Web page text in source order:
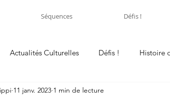
Séquences Défis !
Actualités Culturelles Défis ! Histoire
11 janv. 2023 1 min de lecture